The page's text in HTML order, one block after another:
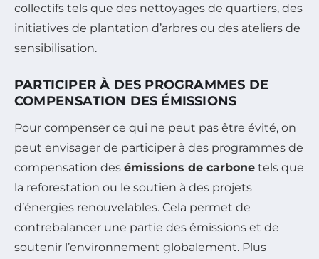
collectifs tels que des nettoyages de quartiers, des
initiatives de plantation d’arbres ou des ateliers de
sensibilisation.
PARTICIPER À DES PROGRAMMES DE
COMPENSATION DES ÉMISSIONS
Pour compenser ce qui ne peut pas être évité, on
peut envisager de participer à des programmes de
compensation des émissions de carbone tels que
la reforestation ou le soutien à des projets
d’énergies renouvelables. Cela permet de
contrebalancer une partie des émissions et de
soutenir l’environnement globalement. Plus